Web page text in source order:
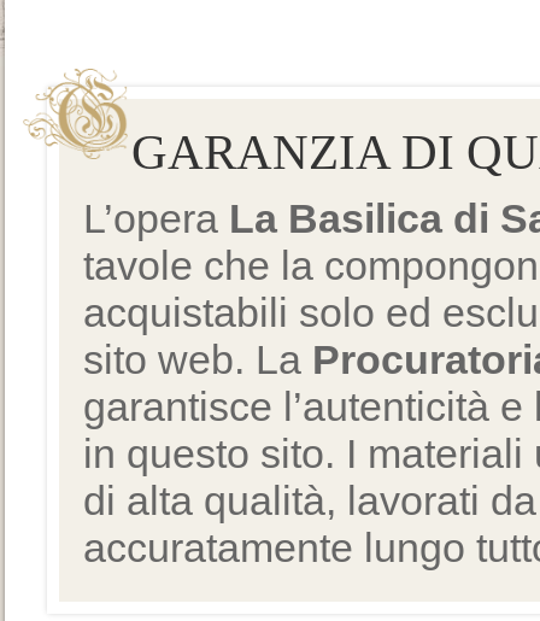
GARANZIA DI
L’opera La Basilica di
tavole che la
acquistabili solo ed
sito web. La
garantisce l’autenticità
in questo sito. I
di alta qualità, lavorati
accuratamente lungo